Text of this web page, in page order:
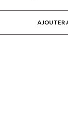
AJOUTER